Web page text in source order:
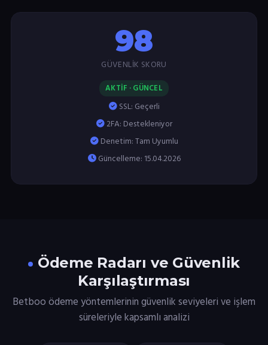
98
GÜVENLIK SKORU
AKTİF · GÜNCEL
SSL: Geçerli
2FA: Destekleniyor
Denetim: Tam Uyumlu
Güncelleme: 15.04.2026
Ödeme Radarı ve Güvenlik
Karşılaştırması
Betboo ödeme yöntemlerinin güvenlik seviyeleri ve işlem
süreleriyle kapsamlı analizi